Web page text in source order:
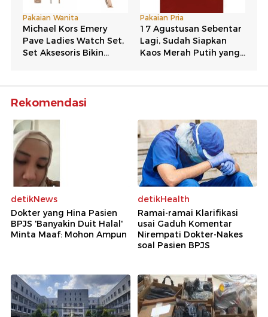
Rekomendasi
detikNews
Dokter yang Hina Pasien
BPJS 'Banyakin Duit Halal'
Minta Maaf: Mohon Ampun
detikHealth
Ramai-ramai Klarifikasi
usai Gaduh Komentar
Nirempati Dokter-Nakes
soal Pasien BPJS